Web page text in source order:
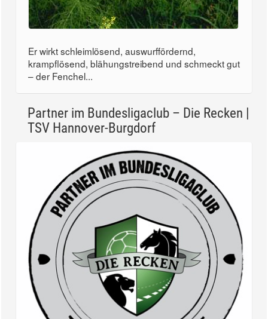
Er wirkt schleimlösend, auswurffördernd,
krampflösend, blähungstreibend und schmeckt gut
– der Fenchel...
Partner im Bundesligaclub – Die Recken |
TSV Hannover-Burgdorf